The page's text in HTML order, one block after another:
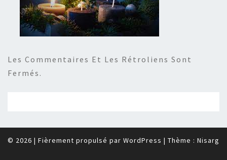
Les Commentaires Et Les Rétroliens Sont
Fermés.
© 2026 | Fièrement propulsé par WordPress | Thème : Nisarg